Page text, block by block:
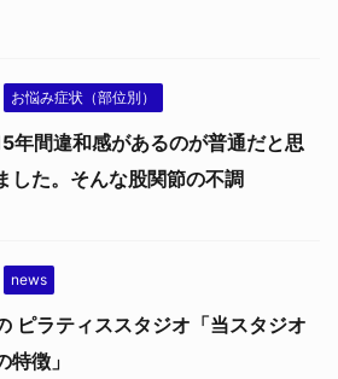
お悩み症状（部位別）
年間違和感があるのが普通だと思
した。そんな股関節の不調
news
ピラティススタジオ「当スタジオ
特徴」